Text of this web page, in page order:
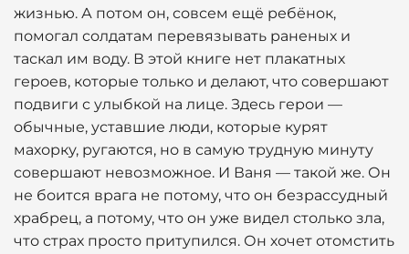
жизнью. А потом он, совсем ещё ребёнок,
помогал солдатам перевязывать раненых и
таскал им воду. В этой книге нет плакатных
героев, которые только и делают, что совершают
подвиги с улыбкой на лице. Здесь герои —
обычные, уставшие люди, которые курят
махорку, ругаются, но в самую трудную минуту
совершают невозможное. И Ваня — такой же. Он
не боится врага не потому, что он безрассудный
храбрец, а потому, что он уже видел столько зла,
что страх просто притупился. Он хочет отомстить